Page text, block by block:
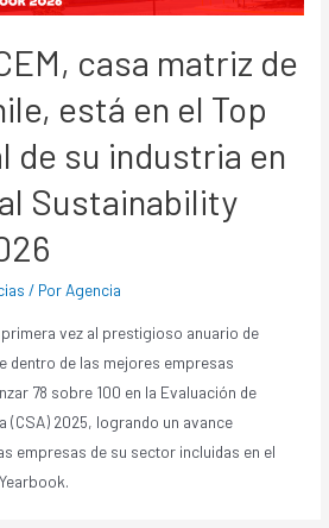
casa matriz de
está en el Top
de su industria en
Sustainability
/ Por Agencia
vez al prestigioso anuario de
dentro de las mejores empresas
78 sobre 100 en la Evaluación de
(CSA) 2025, logrando un avance
empresas de su sector incluidas en el